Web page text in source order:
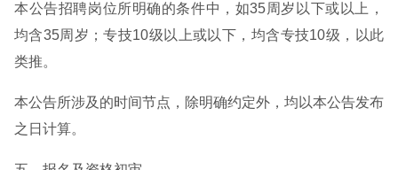
本公告招聘岗位所明确的条件中，如35周岁以下或以上，
均含35周岁；专技10级以上或以下，均含专技10级，以此
类推。
本公告所涉及的时间节点，除明确约定外，均以本公告发布
之日计算。